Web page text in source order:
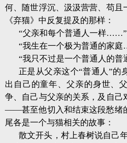
何、随世浮沉、汲汲营营、苟
《弃猫》中反复提及的那样：
“父亲和每个普通人一样……”
“我生在一个极为普通的家
“我只不过是一个普通人的普
正是从父亲这个“普通人”的
出自己的童年、父亲的身世、
争、自己与父亲的关系，及自己
——甚至他切入和结束这段愁绪
尾各是一个与猫相关的故事：
散文开头，村上春树说自己